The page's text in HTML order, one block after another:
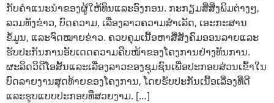
ກັບຄຳແນະນຳຂອງຜູ້ໃຫ້ທຶນແລະອົງກອນ. ກະກຽມສື່ສີ່ງພິມຕ່າງໆ,
ລວມທັງຂ່າວ, ບົດຄວາມ, ເລື່ອງລາວຄວາມສຳເລັດ, ເອະກະສານ
ຂໍ້ມູນ, ແລະຈົດໝາຍຂ່າວ. ຄວບຄຸມເນື້ອຫາສື່ສັງຄົມອອນລາຍແລະ
ຮັບປະກັນການອັບເດດຄວາມຄືບໜ້າຂອງໂຄງການຢ່າງທັນການ.
ຜະລິດວິດີໂອສັ້ນແລະເລື່ອງລາວຂອງຊຸມຊົນເພື່ອປະກອບສ່ວນເຂົ້າໃນ
ບົດລາຍງານສຸດທ້າຍຂອງໂຄງການ, ໂດຍຮັບປະກັນເນື້ອເລື່ອງທີ່ດີ
ແລະຮູບແບບປະກອບທີ່ສວຍງາມ. […]